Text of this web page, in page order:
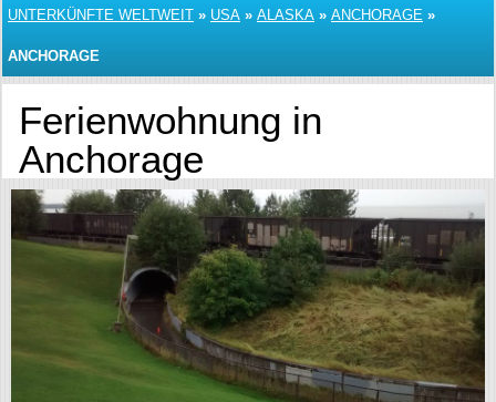
UNTERKÜNFTE WELTWEIT » USA » ALASKA » ANCHORAGE »
ANCHORAGE
Ferienwohnung in
Anchorage